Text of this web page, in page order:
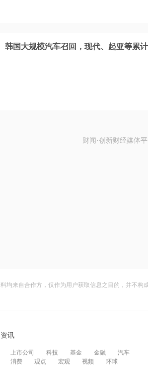
韩国大规模汽车召回，现代、起亚等累
财闻·创新财经媒体
均来自合作方，仅作为用户获取信息之目的，并不
讯
上市公司 科技 基金 金融
汽车
消费 观点 宏观 视频 环球